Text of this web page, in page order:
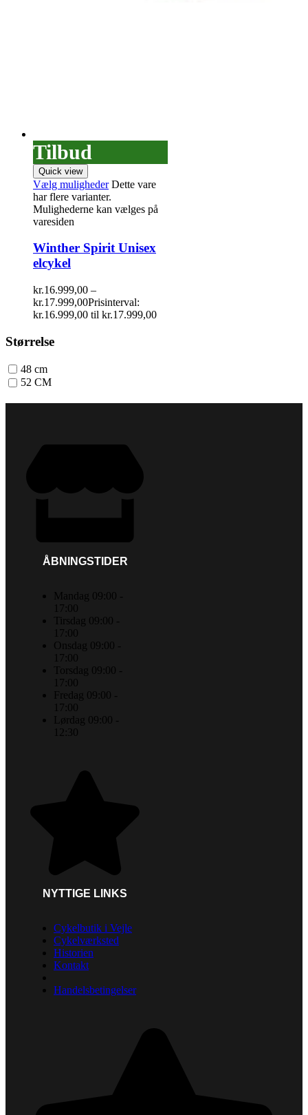
Tilbud
Quick view
Vælg muligheder Dette vare
har flere varianter.
Mulighederne kan vælges på
varesiden
Winther Spirit Unisex
elcykel
kr.16.999,00 –
kr.17.999,00Prisinterval:
kr.16.999,00 til kr.17.999,00
Størrelse
48 cm
52 CM
ÅBNINGSTIDER
Mandag 09:00 -
17:00
Tirsdag 09:00 -
17:00
Onsdag 09:00 -
17:00
Torsdag 09:00 -
17:00
Fredag 09:00 -
17:00
Lørdag 09:00 -
12:30
NYTTIGE LINKS
Cykelbutik i Vejle
Cykelværksted
Historien
Kontakt
Handelsbetingelser